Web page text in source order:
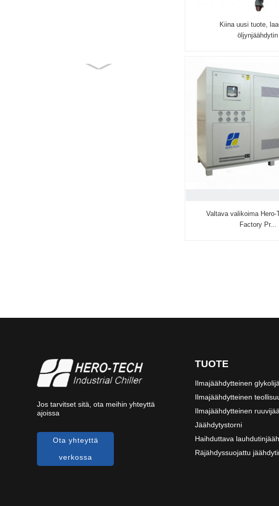
Kiina uusi tuote,
öljynjäähdytin
Valtava valikoima Hero-
Factory Pr...
Jos tarvitset sitä, ota meihin yhteyttä
ajoissa
Ota yhteyttä
verkossa
TUOTE
Ilmajäähdytteinen
Ilmajäähdytteinen
Ilmajäähdytteinen
Jäähdytystorni
Haihduttava
Räjähdyssuojattu